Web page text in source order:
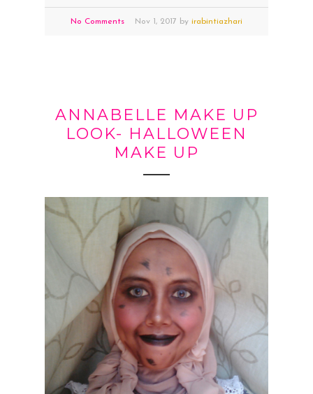
No Comments Nov 1, 2017 by irabintiazhari
ANNABELLE MAKE UP
LOOK- HALLOWEEN
MAKE UP